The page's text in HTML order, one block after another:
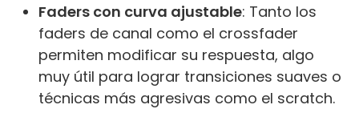
Faders con curva ajustable: Tanto los
faders de canal como el crossfader
permiten modificar su respuesta, algo
muy útil para lograr transiciones suaves o
técnicas más agresivas como el scratch.